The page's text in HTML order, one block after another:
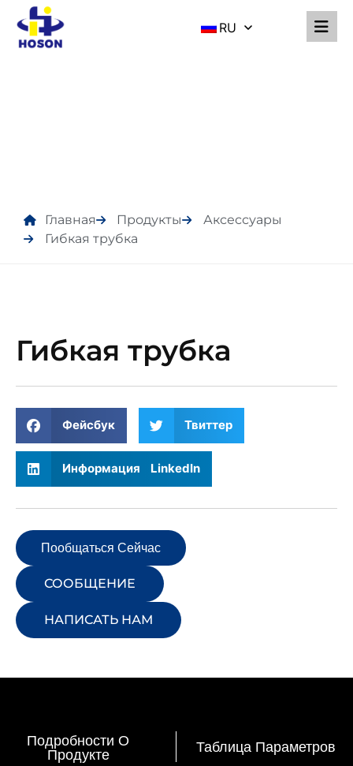
RU
Главная Продукты
Аксессуары
Гибкая трубка
Гибкая трубка
Фейсбук Твиттер
Информация LinkedIn
Пообщаться Сейчас
СООБЩЕНИЕ
НАПИСАТЬ НАМ
Подробности О
Продукте Таблица Параметров